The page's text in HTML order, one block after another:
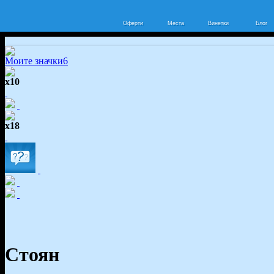
Оферти Места Винетки Блог
Моите значки6
x10
x18
Стоян